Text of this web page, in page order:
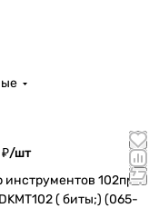
₽/шт
инструментов 102пр
DKMT102 ( биты;) (065-